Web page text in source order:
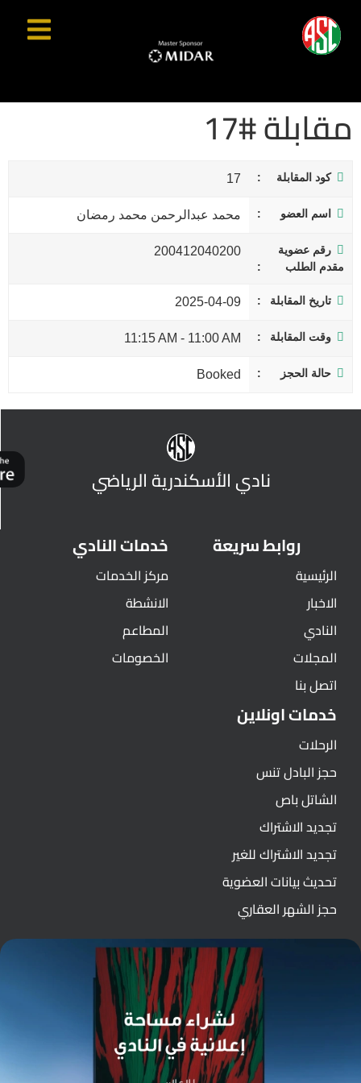
مقابلة #17
كود المقابلة 17
اسم العضو محمد عبدالرحمن محمد رمضان
رقم عضوية
مقدم الطلب
200412040200
تاريخ المقابلة 2025-04-09
وقت المقابلة 11:00 AM
-
11:15 AM
حالة الحجز Booked
نادي الأسكندرية الرياضي
روابط سريعة
الرئيسية
الاخبار
النادي
المجلات
اتصل بنا
خدمات النادي
مركز الخدمات
الانشطة
المطاعم
الخصومات
خدمات اونلاين
الرحلات
حجز البادل تنس
الشاتل باص
تجديد الاشتراك
تجديد الاشتراك للغير
تحديث بيانات العضوية
حجز الشهر العقاري